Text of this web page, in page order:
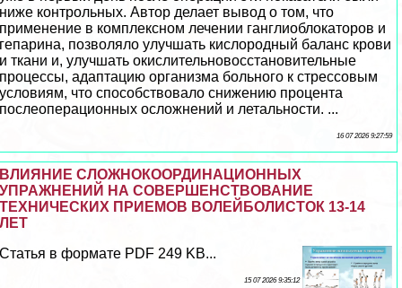
ниже контрольных. Автор делает вывод о том, что
применение в комплексном лечении ганглиоблокаторов и
гепарина, позволяло улучшать кислородный баланс крови
и ткани и, улучшать окислительновосстановительные
процессы, адаптацию организма больного к стрессовым
условиям, что способствовало снижению процента
послеоперационных осложнений и летальности. ...
16 07 2026 9:27:59
ВЛИЯНИЕ СЛОЖНОКООРДИНАЦИОННЫХ
УПРАЖНЕНИЙ НА СОВЕРШЕНСТВОВАНИЕ
ТЕХНИЧЕСКИХ ПРИЕМОВ ВОЛЕЙБОЛИСТОК 13-14
ЛЕТ
Статья в формате PDF 249 KB...
15 07 2026 9:35:12